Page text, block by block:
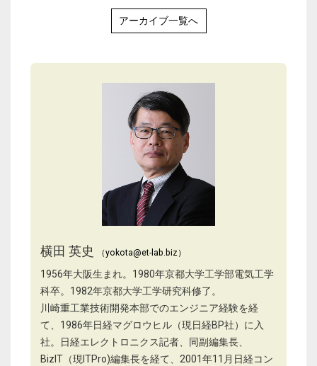
アーカイブ一覧へ
横田 英史 （yokota@et-lab.biz）
1956年大阪生まれ。1980年京都大学工学部電気工学
科卒。1982年京都大学工学研究科修了。
川崎重工業技術開発本部でのエンジニア経験を経
て、1986年日経マグロウヒル（現日経BP社）に入
社。日経エレクトロニクス記者、同副編集長、
BizIT（現ITPro)編集長を経て、2001年11月日経コン